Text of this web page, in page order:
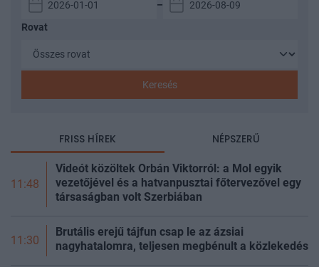
–
Rovat
Keresés
FRISS HÍREK NÉPSZERŰ
11:48
Videót közöltek Orbán Viktorról: a Mol egyik
vezetőjével és a hatvanpusztai főtervezővel egy
társaságban volt Szerbiában
11:30
Brutális erejű tájfun csap le az ázsiai
nagyhatalomra, teljesen megbénult a közlekedés